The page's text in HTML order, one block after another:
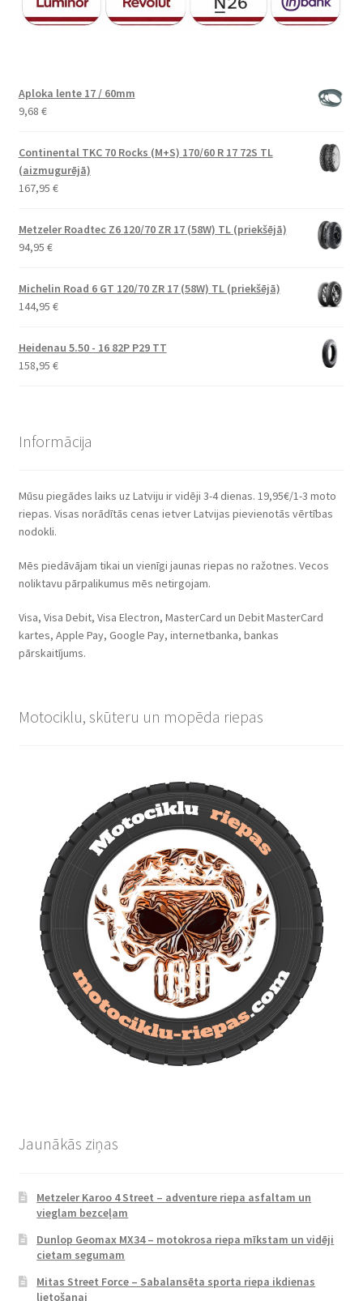
Aploka lente 17 / 60mm
9,68 €
Continental TKC 70 Rocks (M+S) 170/60 R 17 72S TL
(aizmugurējā)
167,95 €
Metzeler Roadtec Z6 120/70 ZR 17 (58W) TL (priekšējā)
94,95 €
Michelin Road 6 GT 120/70 ZR 17 (58W) TL (priekšējā)
144,95 €
Heidenau 5.50 - 16 82P P29 TT
158,95 €
Informācija
Mūsu piegādes laiks uz Latviju ir vidēji 3-4 dienas. 19,95€/1-3 moto
riepas. Visas norādītās cenas ietver Latvijas pievienotās vērtības
nodokli.
Mēs piedāvājam tikai un vienīgi jaunas riepas no ražotnes. Vecos
noliktavu pārpalikumus mēs netirgojam.
Visa, Visa Debit, Visa Electron, MasterCard un Debit MasterCard
kartes, Apple Pay, Google Pay, internetbanka, bankas
pārskaitījums.
Motociklu, skūteru un mopēda riepas
Jaunākās ziņas
Metzeler Karoo 4 Street – adventure riepa asfaltam un
vieglam bezceļam
Dunlop Geomax MX34 – motokrosa riepa mīkstam un vidēji
cietam segumam
Mitas Street Force – Sabalansēta sporta riepa ikdienas
lietošanai